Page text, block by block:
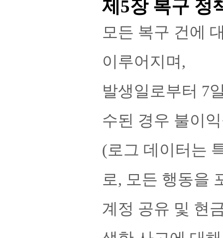
제5장 복구 정
모든 복구 건에
이루어지며,
발생일로부터 7
수된 경우 불이
(로그 데이터는
로, 모든 행동을
계정 공유 및 현